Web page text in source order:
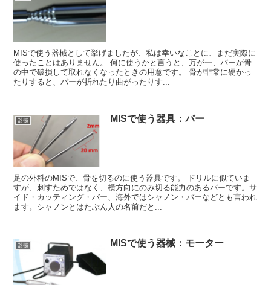
MISで使う器械として挙げましたが、私は幸いなことに、まだ実際に
使ったことはありません。 何に使うかと言うと、万が一、バーが骨
の中で破損して取れなくなったときの用意です。 骨が非常に硬かっ
たりすると、バーが折れたり曲がったりす...
器械 MISで使う器具：バー
足の外科のMISで、骨を切るのに使う器具です。 ドリルに似ていま
すが、刺すためではなく、横方向にのみ切る能力のあるバーです。サ
イド・カッティング・バー、海外ではシャノン・バーなどとも言われ
ます。シャノンとはたぶん人の名前だと...
器械 MISで使う器械：モーター